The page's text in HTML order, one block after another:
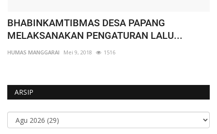
BHABINKAMTIBMAS DESA PAPANG
MELAKSANAKAN PENGATURAN LALU...
HUMAS MANGGARAI Mei 9, 2018 1516
ARSIP